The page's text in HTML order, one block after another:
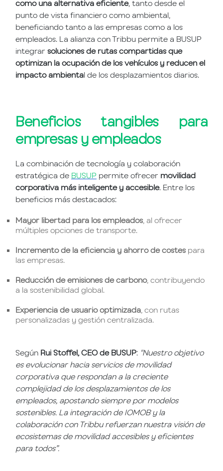
como una alternativa eficiente, tanto desde el
punto de vista financiero como ambiental,
beneficiando tanto a las empresas como a los
empleados. La alianza con Tribbu permite a BUSUP
integrar soluciones de rutas compartidas que
optimizan la ocupación de los vehículos y reducen el
impacto ambiental de los desplazamientos diarios.
Beneficios tangibles para
empresas y empleados
La combinación de tecnología y colaboración
estratégica de BUSUP permite ofrecer movilidad
corporativa más inteligente y accesible. Entre los
beneficios más destacados:
Mayor libertad para los empleados, al ofrecer
múltiples opciones de transporte.
Incremento de la eficiencia y ahorro de costespara
las empresas.
Reducción de emisiones de carbono, contribuyendo
a la sostenibilidad global.
Experiencia de usuario optimizada , con rutas
personalizadas y gestión centralizada.
Según Rui Stoffel, CEO de BUSUP: "Nuestro objetivo
es evolucionar hacia servicios de movilidad
corporativa que respondan a la creciente
complejidad de los desplazamientos de los
empleados, apostando siempre por modelos
sostenibles. La integración de IOMOB y la
colaboración con Tribbu refuerzan nuestra visión de
ecosistemas de movilidad accesibles y eficientes
para todos”.